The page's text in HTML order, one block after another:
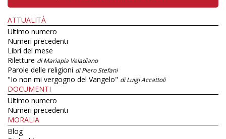
ATTUALITÀ
Ultimo numero
Numeri precedenti
Libri del mese
Riletture di Mariapia Veladiano
Parole delle religioni di Piero Stefani
"Io non mi vergogno del Vangelo" di Luigi Accattoli
DOCUMENTI
Ultimo numero
Numeri precedenti
MORALIA
Blog